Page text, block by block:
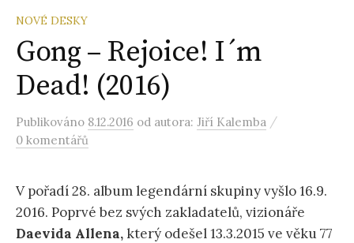
NOVÉ DESKY
Gong – Rejoice! I´m
Dead! (2016)
Publikováno 8.12.2016 od autora: Jiří Kalemba /
0 komentářů
V pořadí 28. album legendární skupiny vyšlo 16.9.
2016. Poprvé bez svých zakladatelů, vizionáře
Daevida Allena,který odešel 13.3.2015 ve věku 77